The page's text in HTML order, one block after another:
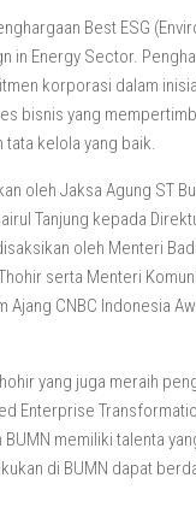
Best ESG
in Energy Sector.
korporasi dalam
bisnis yang
tata kelola yang baik.
oleh Jaksa Agung ST
Tanjung kepada
oleh Menteri
serta Menteri
Ajang CNBC Indonesia
yang juga meraih
Enterprise
memiliki talenta
di BUMN dapat